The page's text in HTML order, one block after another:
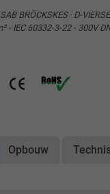
BRÖCKSKES · D-
- IEC 60332-3-22 - 300V
Opbouw